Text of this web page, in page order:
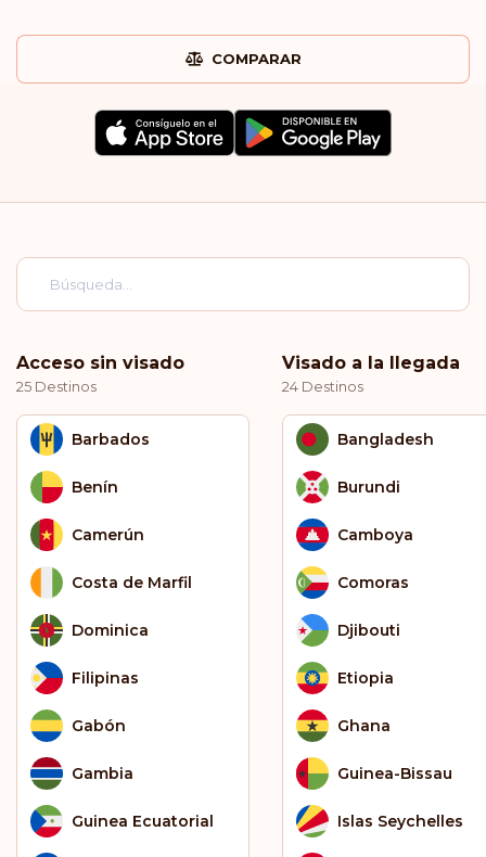
COMPARAR
Acceso sin visado
25 Destinos
Barbados
Benín
Camerún
Costa de Marfil
Dominica
Filipinas
Gabón
Gambia
Guinea Ecuatorial
Visado a la llegada
24 Destinos
Bangladesh
Burundi
Camboya
Comoras
Djibouti
Etiopia
Ghana
Guinea-Bissau
Islas Seychelles